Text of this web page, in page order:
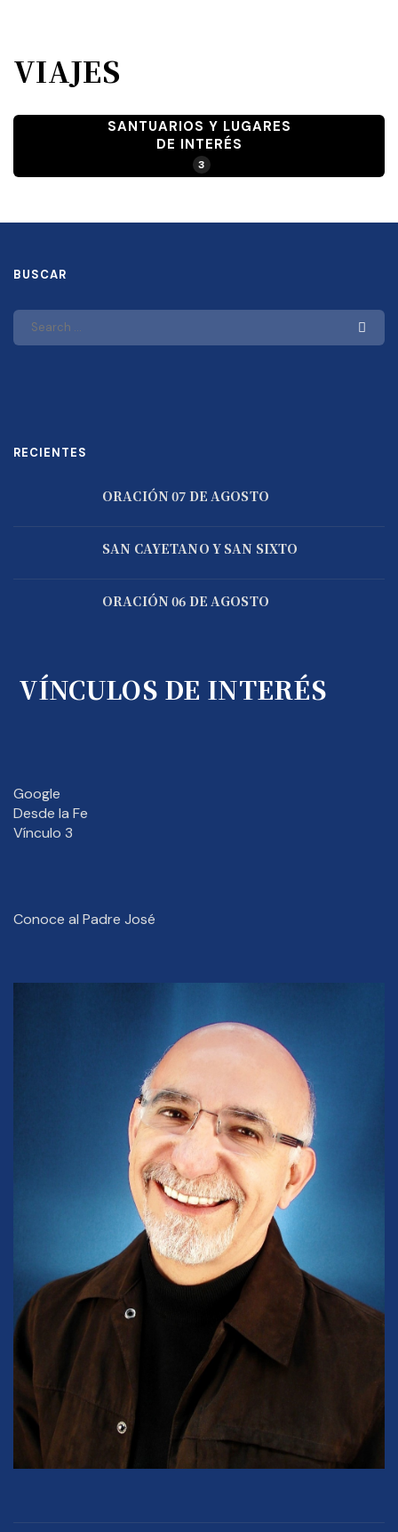
VIAJES
SANTUARIOS Y LUGARES
DE INTERÉS
3
BUSCAR
RECIENTES
ORACIÓN 07 DE AGOSTO
SAN CAYETANO Y SAN SIXTO
ORACIÓN 06 DE AGOSTO
VÍNCULOS DE INTERÉS
Google
Desde la Fe
Vínculo 3
Conoce al Padre José